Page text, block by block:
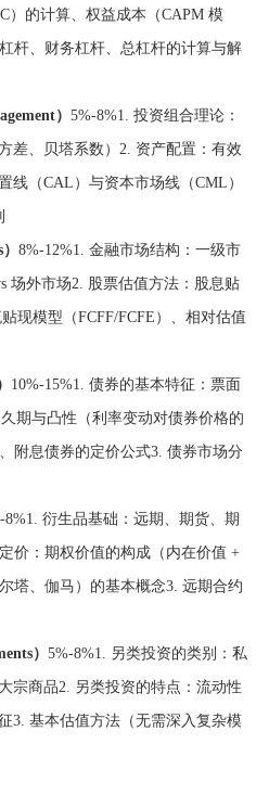
）的计算、权益成本（CAPM 模
杆、财务杠杆、总杠杆的计算与解
） 5%-8%1. 投资组合理论：
差、贝塔系数）2. 资产配置：有效
线（CAL）与资本市场线（CML）
8%-12%1. 金融市场结构：一级市
场外市场2. 股票估值方法：股息贴
现模型（FCFF/FCFE）、相对估值
10%-15%1. 债券的基本特征：票面
期与凸性（利率变动对债券价格的
附息债券的定价公式3. 债券市场分
8%1. 衍生品基础：远期、期货、期
价：期权价值的构成（内在价值 +
塔、伽马）的基本概念3. 远期合约
） 5%-8%1. 另类投资的类别：私
宗商品2. 另类投资的特点：流动性
3. 基本估值方法（无需深入复杂模